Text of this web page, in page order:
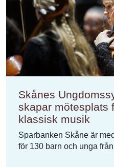
Skånes
skapar mötesplats
klassisk musik
Sparbanken Skåne är
för 130 barn och unga